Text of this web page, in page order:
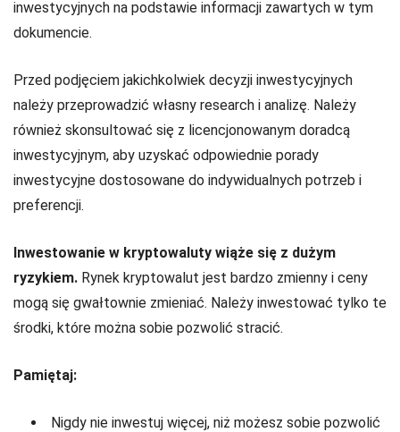
inwestycyjnych na podstawie informacji zawartych w tym
dokumencie.
Przed podjęciem jakichkolwiek decyzji inwestycyjnych
należy przeprowadzić własny research i analizę. Należy
również skonsultować się z licencjonowanym doradcą
inwestycyjnym, aby uzyskać odpowiednie porady
inwestycyjne dostosowane do indywidualnych potrzeb i
preferencji.
Inwestowanie w kryptowaluty wiąże się z dużym
ryzykiem. Rynek kryptowalut jest bardzo zmienny i ceny
mogą się gwałtownie zmieniać. Należy inwestować tylko te
środki, które można sobie pozwolić stracić.
Pamiętaj:
Nigdy nie inwestuj więcej, niż możesz sobie pozwolić